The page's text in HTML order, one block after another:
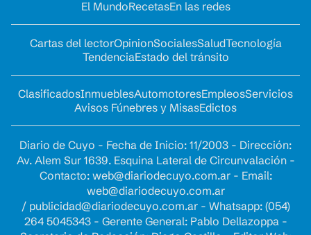
El MundoRecetasEn las redes
Cartas del lectorOpinionSocialesSaludTecnología
TendenciaEstado del tránsito
ClasificadosInmueblesAutomotoresEmpleosServicios
Avisos Fúnebres y MisasEdictos
Diario de Cuyo - Fecha de Inicio: 11/2003 - Dirección:
Av. Alem Sur 1639. Esquina Lateral de Circunvalación -
Contacto: web@diariodecuyo.com.ar- Email:
web@diariodecuyo.com.ar
/ publicidad@diariodecuyo.com.ar- Whatsapp: (054)
264 5045343 - Gerente General: Pablo Dellazoppa -